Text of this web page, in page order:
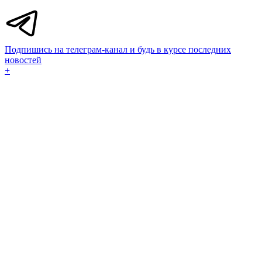
Подпишись на телеграм-канал и будь в курсе последних
новостей
+